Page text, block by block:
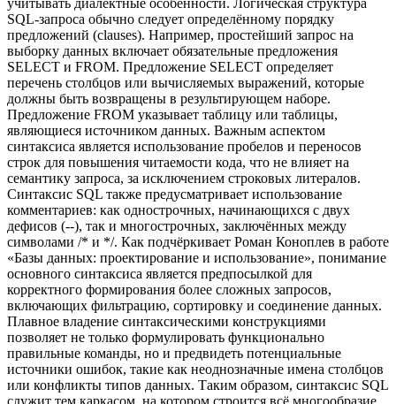
SQL-запроса обычно следует определённому порядку
предложений (clauses). Например, простейший запрос на
выборку данных включает обязательные предложения
SELECT и FROM. Предложение SELECT определяет
перечень столбцов или вычисляемых выражений, которые
должны быть возвращены в результирующем наборе.
Предложение FROM указывает таблицу или таблицы,
являющиеся источником данных. Важным аспектом
синтаксиса является использование пробелов и переносов
строк для повышения читаемости кода, что не влияет на
семантику запроса, за исключением строковых литералов.
Синтаксис SQL также предусматривает использование
комментариев: как однострочных, начинающихся с двух
дефисов (--), так и многострочных, заключённых между
символами /* и */. Как подчёркивает Роман Коноплев в работе
«Базы данных: проектирование и использование», понимание
основного синтаксиса является предпосылкой для
корректного формирования более сложных запросов,
включающих фильтрацию, сортировку и соединение данных.
Плавное владение синтаксическими конструкциями
позволяет не только формулировать функционально
правильные команды, но и предвидеть потенциальные
источники ошибок, такие как неоднозначные имена столбцов
или конфликты типов данных. Таким образом, синтаксис SQL
служит тем каркасом, на котором строится всё многообразие